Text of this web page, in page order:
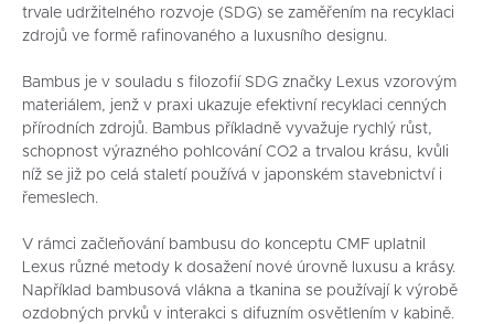
trvale udržitelného rozvoje (SDG) se zaměřením na recyklaci
zdrojů ve formě rafinovaného a luxusního designu.
Bambus je v souladu s filozofií SDG značky Lexus vzorovým
materiálem, jenž v praxi ukazuje efektivní recyklaci cenných
přírodních zdrojů. Bambus příkladně vyvažuje rychlý růst,
schopnost výrazného pohlcování CO2 a trvalou krásu, kvůli
níž se již po celá staletí používá v japonském stavebnictví i
řemeslech.
V rámci začleňování bambusu do konceptu CMF uplatnil
Lexus různé metody k dosažení nové úrovně luxusu a krásy.
Například bambusová vlákna a tkanina se používají k výrobě
ozdobných prvků v interakci s difuzním osvětlením v kabině.